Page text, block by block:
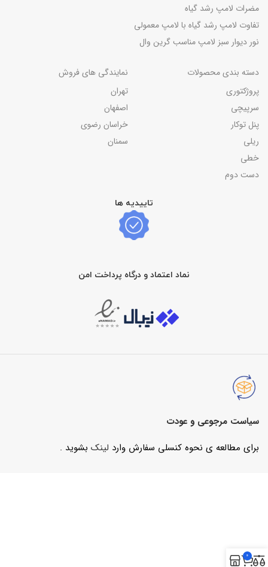
مضرات لامپ رشد گیاه
تفاوت لامپ رشد گیاه با لامپ معمولی
نور دیوار سبز لامپ مناسب گرین وال
دسته بندی محصولات
پروژکتوری
سرپیچی
پنل توکار
ریلی
خطی
دست دوم
نمایندگی های فروش
تهران
اصفهان
خراسان رضوی
سمنان
تاییدیه ها
نماد اعتماد و درگاه پرداخت امن
سیاست مرجوعی و عودت
برای مطالعه ی نحوه کنسلی سفارش وارد لینک بشوید .
0